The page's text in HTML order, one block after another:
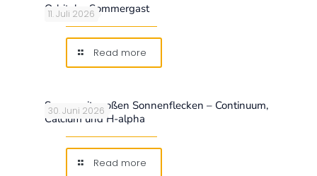
11. Juli 2026
Orbitaler Sommergast
Read more
30. Juni 2026
Sonne mit großen Sonnenflecken – Continuum,
Calcium und H-alpha
Read more